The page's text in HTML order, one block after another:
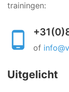
trainingen:
of
Uitgelicht